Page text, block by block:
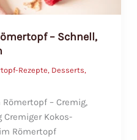
– Schnell,
Rezepte, Desserts,
– Cremig,
Kokos-
Römertopf